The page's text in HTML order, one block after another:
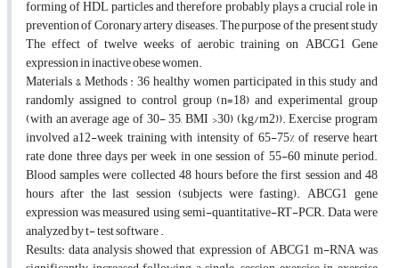
forming of HDL particles and therefore probably plays a crucial role in
prevention of Coronary artery diseases. The purpose of the present study
The effect of twelve weeks of aerobic training on ABCG1 Gene
expression in inactive obese women.
Materials & Methods : 36 healthy women participated in this study and
randomly assigned to control group (n=18) and experimental group
(with an average age of 30- 35, BMI >30) (kg/m2)). Exercise program
involved a12-week training with intensity of 65-75% of reserve heart
rate done three days per week in one session of 55-60 minute period.
Blood samples were collected 48 hours before the first session and 48
hours after the last session (subjects were fasting). ABCG1 gene
expression was measured using semi-quantitative-RT-PCR. Data were
analyzed by t- test software .
Results: data analysis showed that expression of ABCG1 m-RNA was